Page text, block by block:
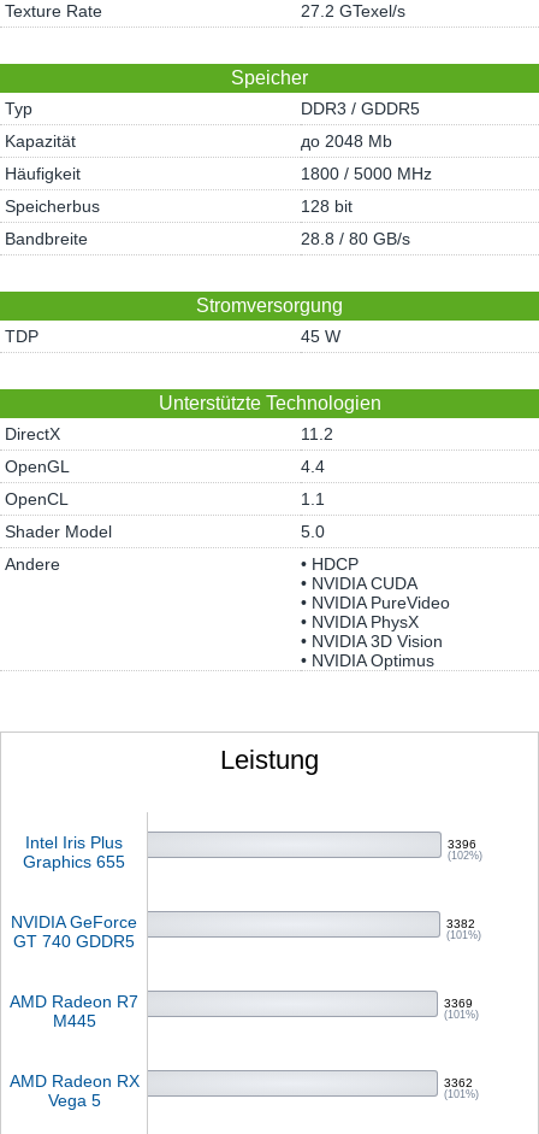
Texture Rate
27.2 GTexel/s
Speicher
Typ
DDR3 / GDDR5
Kapazität
до 2048 Mb
Häufigkeit
1800 / 5000 MHz
Speicherbus
128 bit
Bandbreite
28.8 / 80 GB/s
Stromversorgung
TDP 45 W
Unterstützte Technologien
DirectX
11.2
OpenGL
4.4
OpenCL
1.1
Shader Model
5.0
Andere
• HDCP
• NVIDIA CUDA
• NVIDIA PureVideo
• NVIDIA PhysX
• NVIDIA 3D Vision
• NVIDIA Optimus
Leistung
Intel Iris Plus
Graphics 655
3396
(102%)
NVIDIA GeForce
GT 740 GDDR5
3382
(101%)
AMD Radeon R7
M445
3369
(101%)
AMD Radeon RX
Vega 5
3362
(101%)